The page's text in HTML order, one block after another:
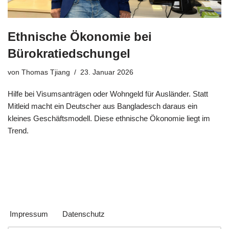
Ethnische Ökonomie bei
Bürokratiedschungel
von Thomas Tjiang 23. Januar 2026
Hilfe bei Visumsanträgen oder Wohngeld für Ausländer. Statt
Mitleid macht ein Deutscher aus Bangladesch daraus ein
kleines Geschäftsmodell. Diese ethnische Ökonomie liegt im
Trend.
Impressum Datenschutz